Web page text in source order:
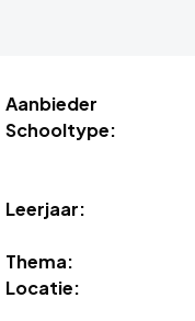
Aanbieder
Schooltype:
Leerjaar:
Thema:
Locatie: